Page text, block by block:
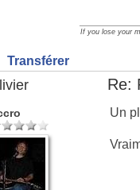
If you lose your
Transférer
Re:
Un